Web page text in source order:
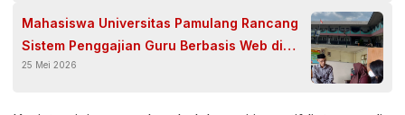
Mahasiswa Universitas Pamulang Rancang
Sistem Penggajian Guru Berbasis Web di
SMK Islam Iqro Pasar Kemis
25 Mei 2026